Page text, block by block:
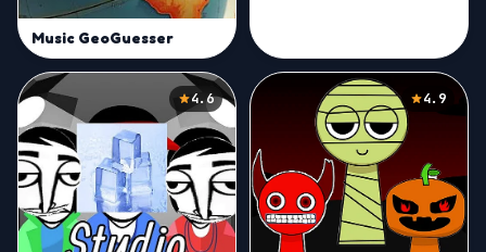
Music GeoGuesser
4.6 4.9